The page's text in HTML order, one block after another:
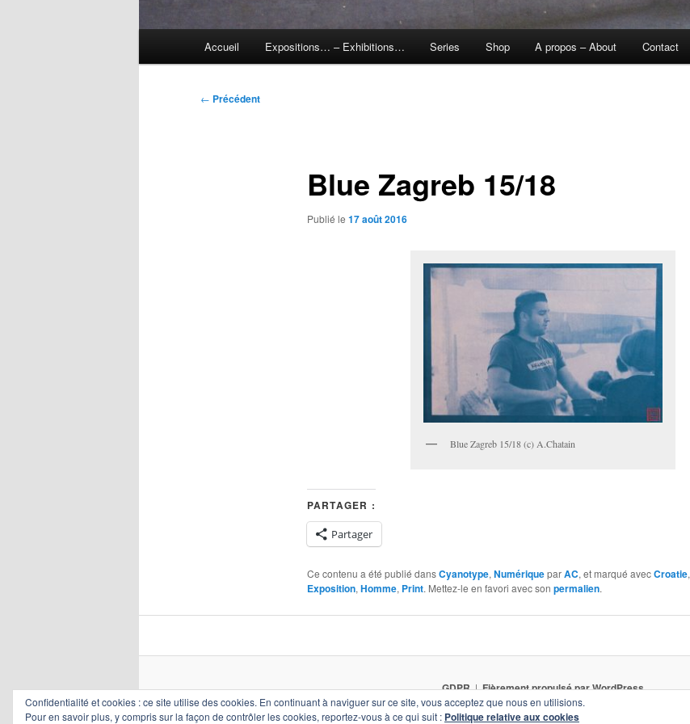
Accueil Expositions… – Exhibitions… Series Shop A propos – About Contact
Navigation
← Précédent
Blue Zagreb 15/18
Publié le 17 août 2016
Blue Zagreb 15/18 (c) A.Chatain
PARTAGER :
Partager
Ce contenu a été publié dansCyanotype, NumériqueparAC, et marqué avecCroatie,
Exposition, Homme, Print. Mettez-le en favori avec son permalien.
GDPR Fièrement propulsé par WordPress
Confidentialité et cookies : ce site utilise des cookies. En continuant à naviguer sur ce site, vous acceptez que nous en utilisions.
Pour en savoir plus, y compris sur la façon de contrôler les cookies, reportez-vous à ce qui suit : Politique relative aux cookies